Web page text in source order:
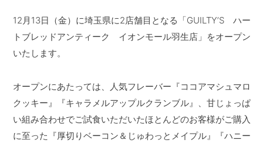
12月13日（金）に埼玉県に2店舗目となる「GUILTY’S ハー
トブレッドアンティーク イオンモール羽生店」をオープン
いたします。
オープンにあたっては、人気フレーバー『ココアマシュマロ
クッキー』『キャラメルアップルクランブル』、甘じょっぱ
い組み合わせでご試食いただいたほとんどのお客様がご購入
に至った『厚切りベーコン＆じゅわっとメイプル』『ハニー